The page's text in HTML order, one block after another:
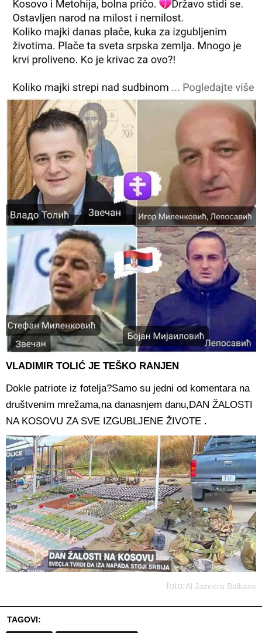
VLADIMIR TOLIĆ JE TEŠKO RANJEN
Dokle patriote iz fotelja?Samo su jedni od komentara na
društvenim mrežama,na danasnjem danu,DAN ŽALOSTI
NA KOSOVU ZA SVE IZGUBLJENE ŽIVOTE .
foto:Al Jazeera Balkans
TAGOVI: